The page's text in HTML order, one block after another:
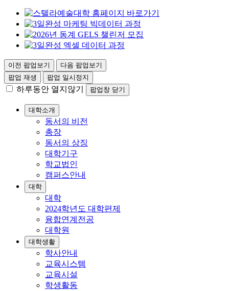
이전 팝업보기
다음 팝업보기
팝업 재생
팝업 일시정지
하루동안 열지않기 팝업창 닫기
대학소개
동서의 비전
총장
동서의 상징
대학기구
학교법인
캠퍼스안내
대학
대학
2024학년도 대학편제
융합연계전공
대학원
대학생활
학사안내
교육시스템
교육시설
학생활동